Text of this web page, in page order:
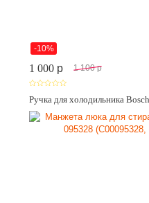
-10%
1 000 p 1 100 p
Ручка для холодильника